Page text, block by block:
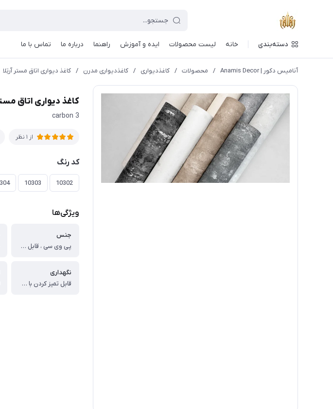
دسته‌بندی خانه لیست محصولات ایده و آموزش راهنما درباره ما تماس با ما
آنامیس دکور | Anamis Decor / محصولات / کاغذدیواری / کاغذدیواری مدرن / کاغذ دیواری اتاق مستر آرتِلا
کاغذ دیواری اتاق
carbon 3
از 1 نظر
کد رنگ
10302
10303
ویژگی‌ها
جنس
پی وی سی ، قابل شست و شو و کاملا ضدآب و قابل تمیزکاری آسان
نگهداری
قابل تمیز کردن با دستمال مرطوب و شوینده ملایم